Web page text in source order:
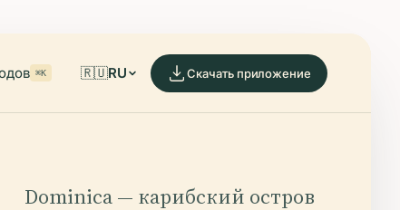
⌘K 🇷🇺RU Скачать приложение
Dominica — карибский остров